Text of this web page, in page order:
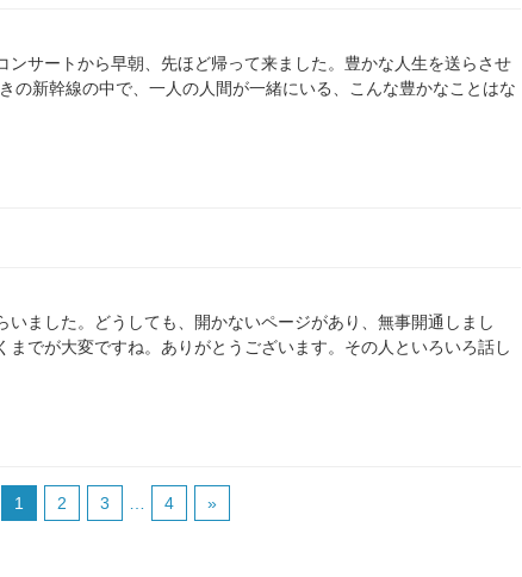
ンサートから早朝、先ほど帰って来ました。豊かな人生を送らさせ
の新幹線の中で、一人の人間が一緒にいる、こんな豊かなことはな
いました。どうしても、開かないページがあり、無事開通しまし
までが大変ですね。ありがとうございます。その人といろいろ話し
1 2 3 4 »